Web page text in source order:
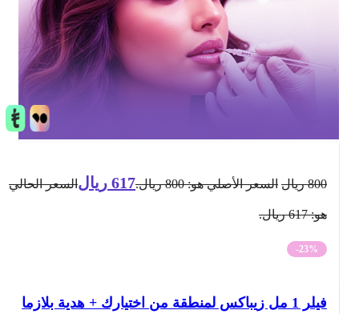
ريال السعر الأصلي هو: 800 ريال. 617 ريال السعر الحالي
-23%
فيلر 1 مل زيباكس لمنطقة من اختيارك + هدية بلازما